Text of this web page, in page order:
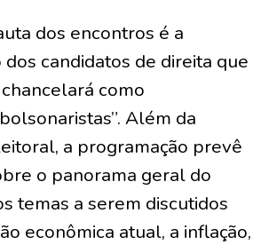
dos encontros é a
candidatos de direita que
como
Além da
a programação prevê
o panorama geral do
temas a serem discutidos
econômica atual, a inflação,